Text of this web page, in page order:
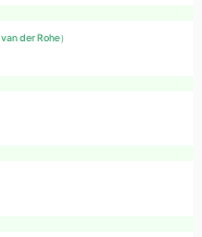
der Rohe）